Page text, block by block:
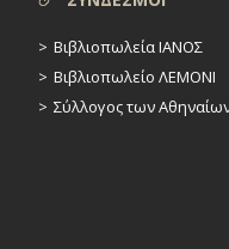
Βιβλιοπωλεία ΙΑΝΟΣ
Βιβλιοπωλείο ΛΕΜΟΝΙ
Σύλλογος των